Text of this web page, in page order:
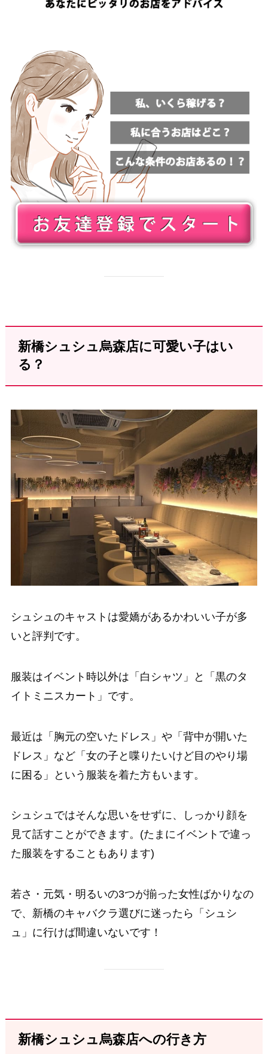
新橋シュシュ烏森店に可愛い子はい
る？
シュシュのキャストは愛嬌があるかわいい子が多
いと評判です。
服装はイベント時以外は「白シャツ」と「黒のタ
イトミニスカート」です。
最近は「胸元の空いたドレス」や「背中が開いた
ドレス」など「女の子と喋りたいけど目のやり場
に困る」という服装を着た方もいます。
シュシュではそんな思いをせずに、しっかり顔を
見て話すことができます。(たまにイベントで違っ
た服装をすることもあります)
若さ・元気・明るいの3つが揃った女性ばかりなの
で、新橋のキャバクラ選びに迷ったら「シュシ
ュ」に行けば間違いないです！
新橋シュシュ烏森店への行き方